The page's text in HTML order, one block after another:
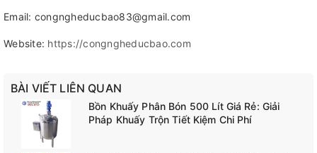
Email: congngheducbao83@gmail.com
Website: https://congngheducbao.com
BÀI VIẾT LIÊN QUAN
Bồn Khuấy Phân Bón 500 Lít Giá Rẻ: Giải
Pháp Khuấy Trộn Tiết Kiệm Chi Phí